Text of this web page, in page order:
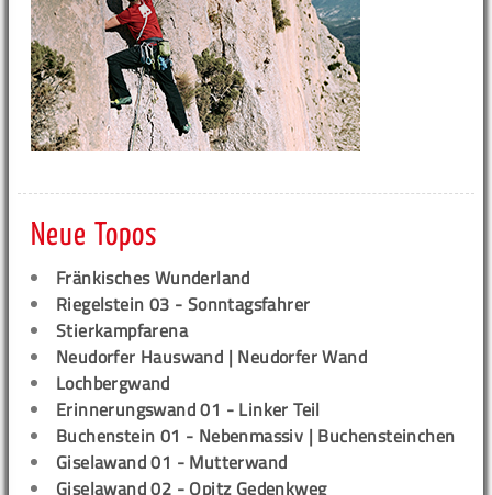
Neue Topos
Fränkisches Wunderland
Riegelstein 03 - Sonntagsfahrer
Stierkampfarena
Neudorfer Hauswand | Neudorfer Wand
Lochbergwand
Erinnerungswand 01 - Linker Teil
Buchenstein 01 - Nebenmassiv | Buchensteinchen
Giselawand 01 - Mutterwand
Giselawand 02 - Opitz Gedenkweg